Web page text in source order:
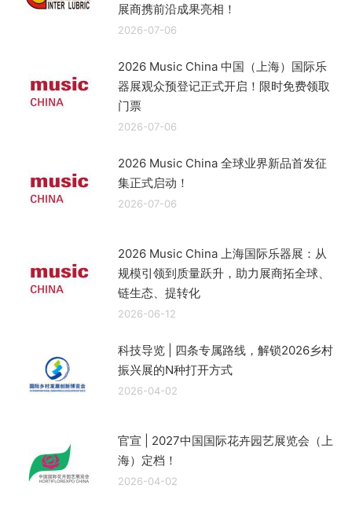
展商携前沿成果亮相！
2026-07-06
2026 Music China 中国（上海）国际乐
器展观众预登记正式开启！限时免费领取
门票
2026-07-06
2026 Music China 全球业界新品首发征
集正式启动！
2026-07-06
2026 Music China 上海国际乐器展：从
规模引领到质量跃升，助力展商拓全球、
链生态、提转化
2026-06-12
科技导览 | 四条专属路线，解锁2026乡村
振兴展的N种打开方式
2026-04-02
官宣 | 2027中国国际花卉园艺展览会（上
海）定档！
2026-04-02